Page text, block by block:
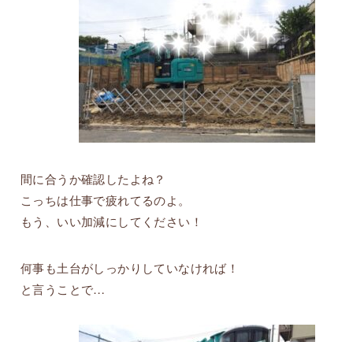
間に合うか確認したよね？
こっちは仕事で疲れてるのよ。
もう、いい加減にしてください！
何事も土台がしっかりしていなければ！
と言うことで…